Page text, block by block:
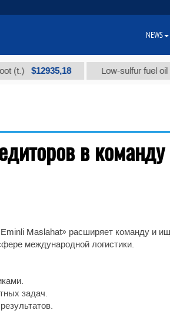
(t.) $12935,18 Low-sulfur fuel oil
в
Maslahat» расширяет команду и
международной логистики.
задач.
NEWS